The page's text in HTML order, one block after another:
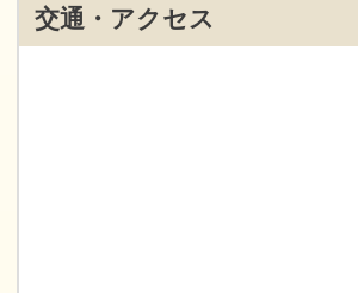
交通・アクセス